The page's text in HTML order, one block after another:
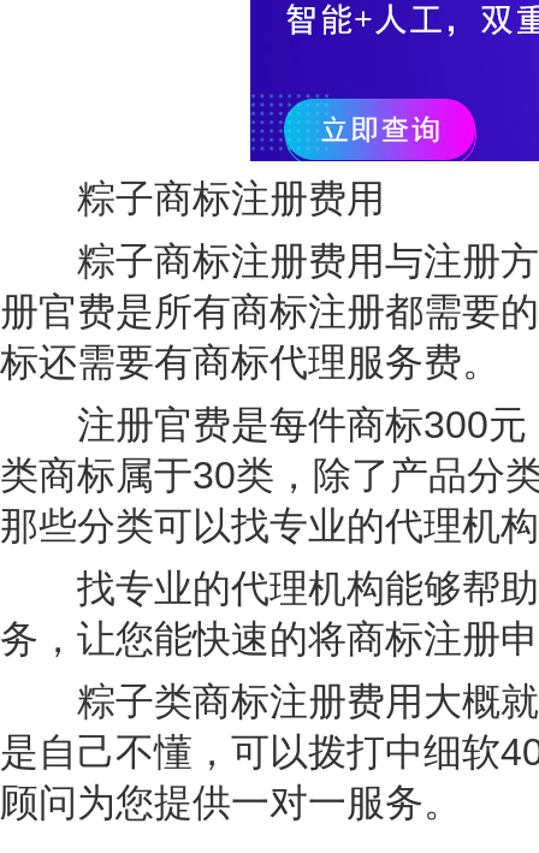
粽子商标注册费用
粽子商标注册费用与注册方
册官费是所有商标注册都需要
标还需要有商标代理服务费。
注册官费是每件商标300元
类商标属于30类，除了产品分
那些分类可以找专业的代理机
找专业的代理机构能够帮助
务，让您能快速的将商标注册
粽子类商标注册费用大概就
是自己不懂，可以拨打中细软
顾问为您提供一对一服务。